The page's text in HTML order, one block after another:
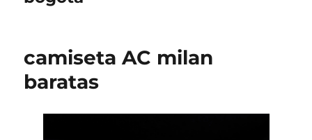
camiseta AC milan
baratas